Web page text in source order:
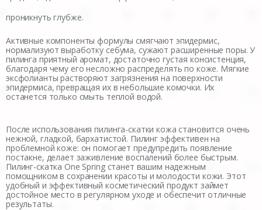
проникнуть глубже.
Активные компоненты формулы смягчают эпидермис,
нормализуют выработку себума, сужают расширенные поры. У
пилинга приятный аромат, достаточно густая консистенция,
благодаря чему его несложно распределять по коже. Мягкие
эксфолианты растворяют загрязнения на поверхности
эпидермиса, превращая их в небольшие комочки. Их
останется только смыть теплой водой.
После использования пилинга-скатки кожа становится очень
нежной, гладкой, бархатистой. Пилинг эффективен на
проблемной коже: он помогает предупредить появление
постакне, делает заживление воспалений более быстрым.
Пилинг-скатка One Spring станет вашим надежным
помощником в сохранении красоты и молодости кожи. Этот
удобный и эффективный косметический продукт займет
достойное место в регулярном уходе и обеспечит отличные
результаты.